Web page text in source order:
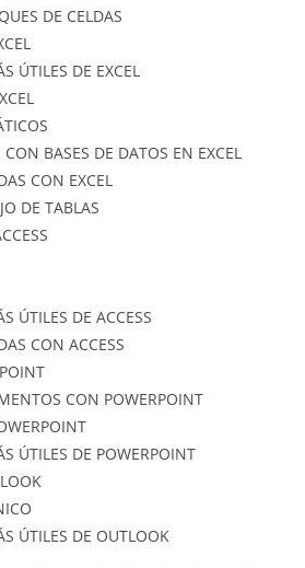
DE CELDAS
ÚTILES DE EXCEL
BASES DE DATOS EN EXCEL
CON EXCEL
DE TABLAS
ÚTILES DE ACCESS
CON ACCESS
CON POWERPOINT
ÚTILES DE POWERPOINT
ÚTILES DE OUTLOOK